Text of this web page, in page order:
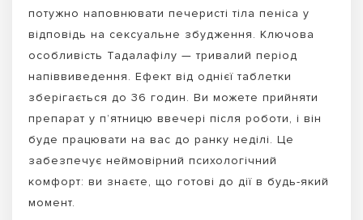
потужно наповнювати печеристі тіла пеніса у
відповідь на сексуальне збудження. Ключова
особливість Тадалафілу — тривалий період
напіввиведення. Ефект від однієї таблетки
зберігається до 36 годин. Ви можете прийняти
препарат у п’ятницю ввечері після роботи, і він
буде працювати на вас до ранку неділі. Це
забезпечує неймовірний психологічний
комфорт: ви знаєте, що готові до дії в будь-який
момент.